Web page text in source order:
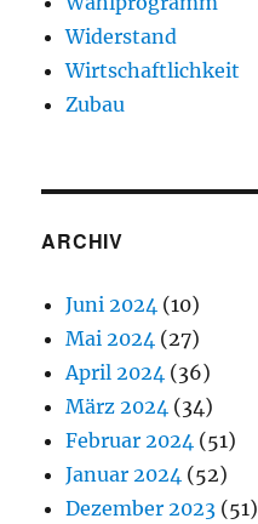
Widerstand
Wirtschaftlichkeit
Zubau
ARCHIV
Juni 2024 (10)
Mai 2024 (27)
April 2024 (36)
März 2024 (34)
Februar 2024 (51)
Januar 2024 (52)
Dezember 2023 (51)